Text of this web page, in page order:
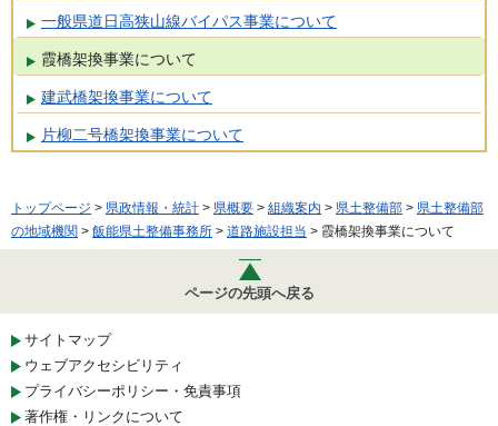
一般県道日高狭山線バイパス事業について
霞橋架換事業について
建武橋架換事業について
片柳二号橋架換事業について
トップページ > 県政情報・統計 > 県概要 > 組織案内 > 県土整備部 > 県土整備部
の地域機関 > 飯能県土整備事務所 > 道路施設担当 > 霞橋架換事業について
ページの先頭へ戻る
サイトマップ
ウェブアクセシビリティ
プライバシーポリシー・免責事項
著作権・リンクについて